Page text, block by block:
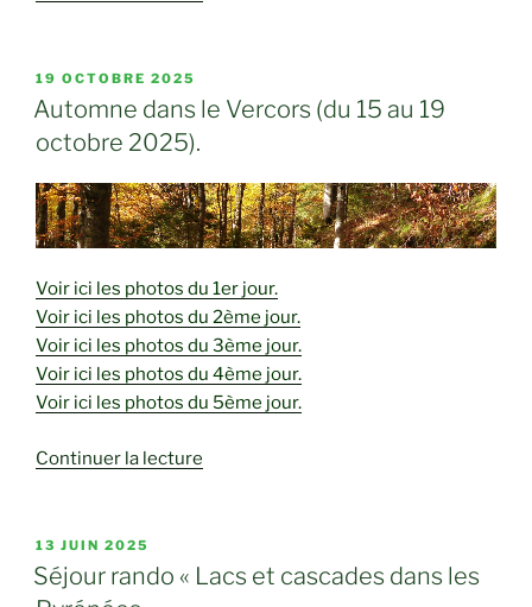
–
au
14
JUIN
–
(5jours/4nuits) »
PUBLIÉ
LE
19 OCTOBRE 2025
Automne dans le Vercors (du 15 au 19
octobre 2025).
Voir ici les photos du 1er jour.
Voir ici les photos du 2ème jour.
Voir ici les photos du 3ème jour.
Voir ici les photos du 4ème jour.
Voir ici les photos du 5ème jour.
Continuer la lecture
Vercors
PUBLIÉ
LE
13 JUIN 2025
Séjour rando « Lacs et cascades dans les